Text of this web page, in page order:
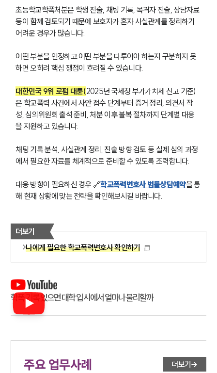
초등학교학폭처분은 학생 진술, 채팅 기록, 목격자 진술, 상담자료
등이 함께 검토되기 때문에 보호자가 혼자 사실관계를 정리하기
어려운 경우가 많습니다.
어떤 부분을 인정하고 어떤 부분을 다투어야 하는지 구분하지 못
하면 오히려 핵심 쟁점이 흐려질 수 있습니다.
대한민국 9위 로펌 대륜(2025년 국세청 부가가치세 신고 기준)
은 학교폭력 사건에서 사안 접수 단계부터 증거 정리, 의견서 작
성, 심의위원회 출석 준비, 처분 이후 불복 절차까지 단계별 대응
을 지원하고 있습니다.
채팅 기록 분석, 사실관계 정리, 진술 방향 검토 등 실제 심의 과정
에서 필요한 자료를 체계적으로 준비할 수 있도록 조력합니다.
대응 방향이 필요하신 경우 🔗학교폭력변호사 법률상담예약을 통
해 현재 상황에 맞는 전략을 확인해보시길 바랍니다.
더보기
나에게 필요한 학교폭력변호사 확인하기
학폭 기록 있으면 대학 입시에서 얼마나 불리할까
주요 업무사례 더보기